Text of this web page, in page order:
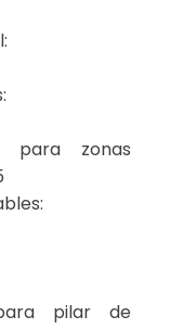
rural:
para zonas
pilar de